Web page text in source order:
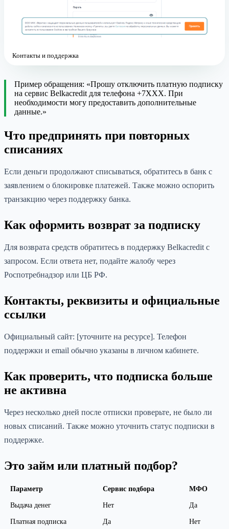
Контакты и поддержка
Пример обращения: «Прошу отключить платную подписку
на сервис Belkacredit для телефона +7XXX. При
необходимости могу предоставить дополнительные
данные.»
Что предпринять при повторных
списаниях
Если деньги продолжают списываться, обратитесь в банк с
заявлением о блокировке платежей. Также можно оспорить
транзакцию через поддержку банка.
Как оформить возврат за подписку
Для возврата средств обратитесь в поддержку Belkacredit с
запросом. Если ответа нет, подайте жалобу через
Роспотребнадзор или ЦБ РФ.
Контакты, реквизиты и официальные
ссылки
Официальный сайт: [уточните на ресурсе]. Телефон
поддержки и email обычно указаны в личном кабинете.
Как проверить, что подписка больше
не активна
Через несколько дней после отписки проверьте, не было ли
новых списаний. Также можно уточнить статус подписки в
поддержке.
Это займ или платный подбор?
Параметр Сервис подбора МФО
Выдача денег Нет Да
Платная подписка Да Нет